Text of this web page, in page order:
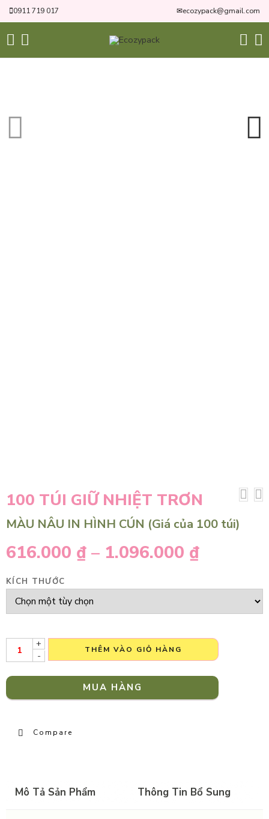
0911 719 017 ✉ecozypack@gmail.com
100 TÚI GIỮ NHIỆT TRƠN
MÀU NÂU IN HÌNH CÚN (Giá của 100 túi)
616.000 ₫ – 1.096.000 ₫
KÍCH THƯỚC
+
-
THÊM VÀO GIỎ HÀNG
MUA HÀNG
Compare
Mô Tả Sản Phẩm Thông Tin Bổ Sung